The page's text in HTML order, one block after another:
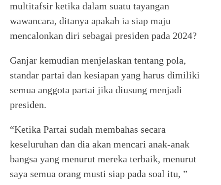
multitafsir ketika dalam suatu tayangan
wawancara, ditanya apakah ia siap maju
mencalonkan diri sebagai presiden pada 2024?
Ganjar kemudian menjelaskan tentang pola,
standar partai dan kesiapan yang harus dimiliki
semua anggota partai jika diusung menjadi
presiden.
“Ketika Partai sudah membahas secara
keseluruhan dan dia akan mencari anak-anak
bangsa yang menurut mereka terbaik, menurut
saya semua orang musti siap pada soal itu, ”